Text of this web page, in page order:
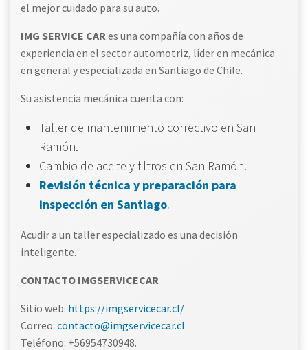
el mejor cuidado para su auto.
IMG SERVICE CARes una compañía con años de
experiencia en el sector automotriz, líder en mecánica
en general y especializada en Santiago de Chile.
Su asistencia mecánica cuenta con:
Taller de mantenimiento correctivo en San
Ramón.
Cambio de aceite y filtros en San Ramón.
Revisión técnica y preparación para
inspección en Santiago.
Acudir a un taller especializado es una decisión
inteligente.
CONTACTO IMGSERVICECAR
Sitio web: https://imgservicecar.cl/
Correo: contacto@imgservicecar.cl
Teléfono: +56954730948.